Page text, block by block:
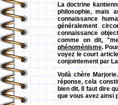
La doctrine
philosophie, mais
connaissance
généralement
connaissance
comme on dit,
phénoménisme.
voyez le court
conjointement par
Voilà chère
réponse, cela
bien dit. Il faut dire
que vous avez ainsi